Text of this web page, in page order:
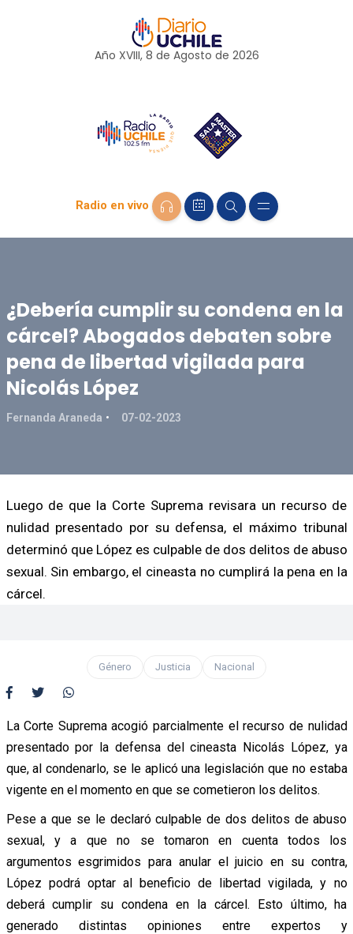
Año XVIII, 8 de Agosto de 2026
Radio en vivo
¿Debería cumplir su condena en la
cárcel? Abogados debaten sobre
pena de libertad vigilada para
Nicolás López
Fernanda Araneda 07-02-2023
Luego de que la Corte Suprema revisara un recurso de
nulidad presentado por su defensa, el máximo tribunal
determinó que López es culpable de dos delitos de abuso
sexual. Sin embargo, el cineasta no cumplirá la pena en la
cárcel.
Género Justicia Nacional
La Corte Suprema acogió parcialmente el recurso de nulidad
presentado por la defensa del cineasta Nicolás López, ya
que, al condenarlo, se le aplicó una legislación que no estaba
vigente en el momento en que se cometieron los delitos.
Pese a que se le declaró culpable de dos delitos de abuso
sexual, y a que no se tomaron en cuenta todos los
argumentos esgrimidos para anular el juicio en su contra,
López podrá optar al beneficio de libertad vigilada, y no
deberá cumplir su condena en la cárcel. Esto último, ha
generado distintas opiniones entre expertos y